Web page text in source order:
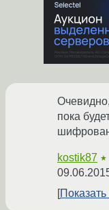
пока
kostik87
Показать